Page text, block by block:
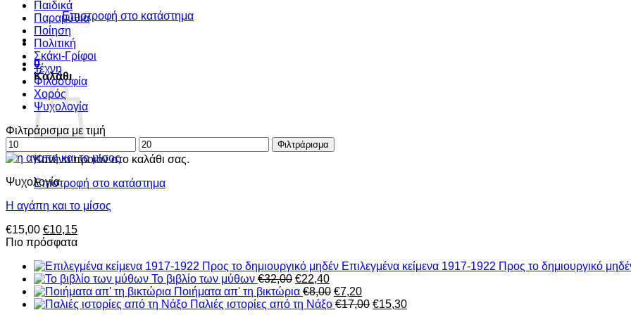
Επιστροφή στο κατάστημα
0
Καλάθι
Κανένα προϊόν στο καλάθι σας.
Επιστροφή στο κατάστημα
Παιδικά
Παραμύθια
Ποίηση
Πολιτική
Σκάκι-Γρίφοι
Τέχνη
Φιλοσοφία
Χορός
Ψυχολογία
Φιλτράρισμα με τιμή
Ελάχιστη
τιμή
Μέγιστη
τιμή
Φιλτράρισμα
Ψυχολογία
Η αγάπη και το μίσος
€15,00 Original
price
€15,00.
€10,15Η
τρέχουσα
είναι:
€10,15.
Πιο πρόσφατα
Eπιλεγμένα κείμενα 1917-1922 Προς το δημιουργικό
Το βιβλίο των μύθων €32,00 Original
price
was:
€22,40Η
τρέχουσα
τιμή
Ποιήματα απ' τη βικτώρια €8,00 Original
price
€7,20Η
τρέχουσα
Παλιές ιστορίες από τη Νάξο €17,00 Original
€15,30Η